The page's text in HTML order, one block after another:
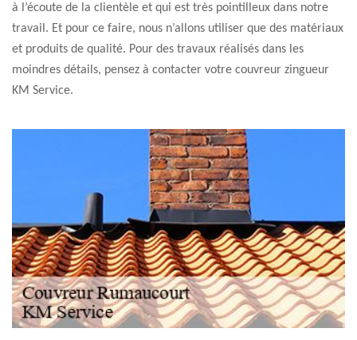
à l’écoute de la clientèle et qui est très pointilleux dans notre
travail. Et pour ce faire, nous n’allons utiliser que des matériaux
et produits de qualité. Pour des travaux réalisés dans les
moindres détails, pensez à contacter votre couvreur zingueur
KM Service.